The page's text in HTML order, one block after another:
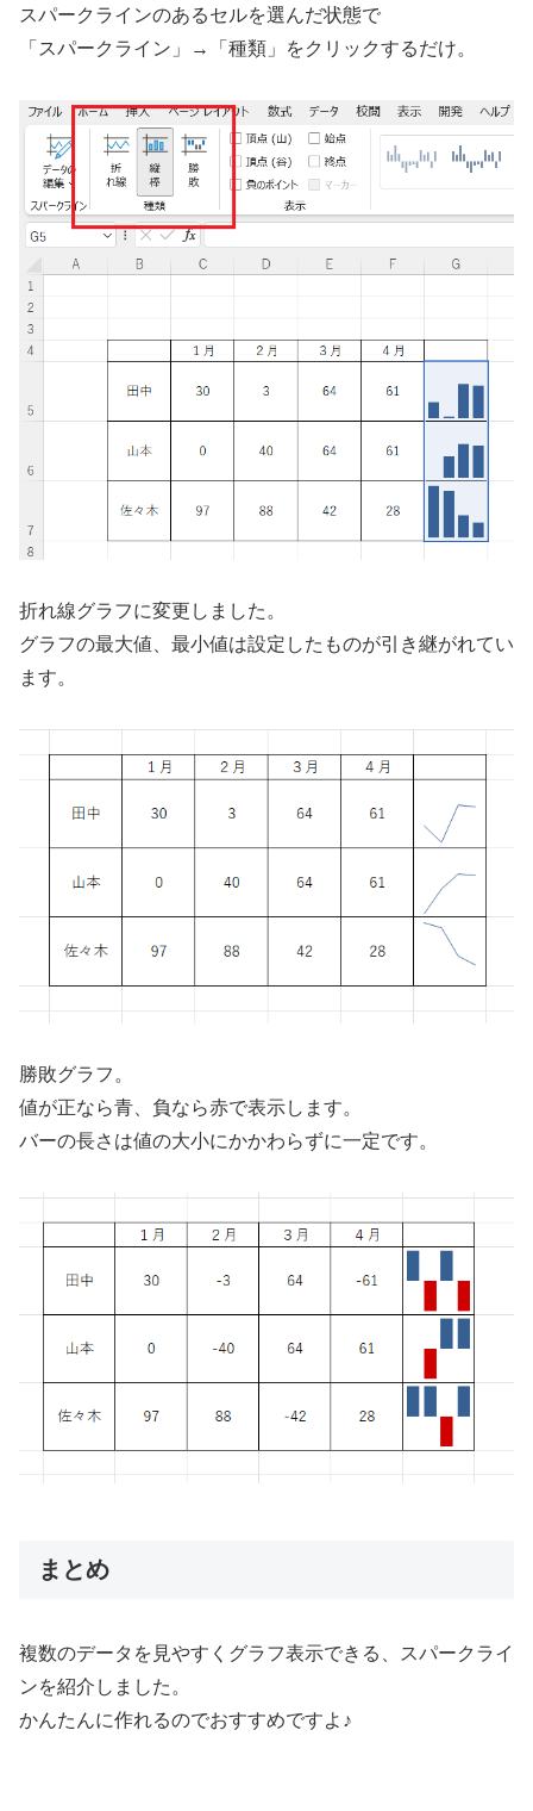
スパークラインのあるセルを選んだ状態で
「スパークライン」→「種類」をクリックするだけ。
折れ線グラフに変更しました。
グラフの最大値、最小値は設定したものが引き継がれてい
ます。
勝敗グラフ。
値が正なら青、負なら赤で表示します。
バーの長さは値の大小にかかわらずに一定です。
まとめ
複数のデータを見やすくグラフ表示できる、スパークライ
ンを紹介しました。
かんたんに作れるのでおすすめですよ♪